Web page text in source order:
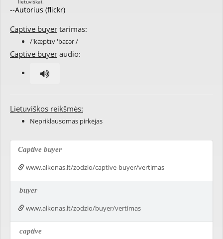
--Autorius (flickr)
Captive buyer tarimas:
/'kæptɪv 'baɪər /
Captive buyer audio:
Lietuviškos reikšmės:
Nepriklausomas pirkėjas
Captive buyer
www.alkonas.lt/zodzio/captive-buyer/vertimas
buyer
www.alkonas.lt/zodzio/buyer/vertimas
captive